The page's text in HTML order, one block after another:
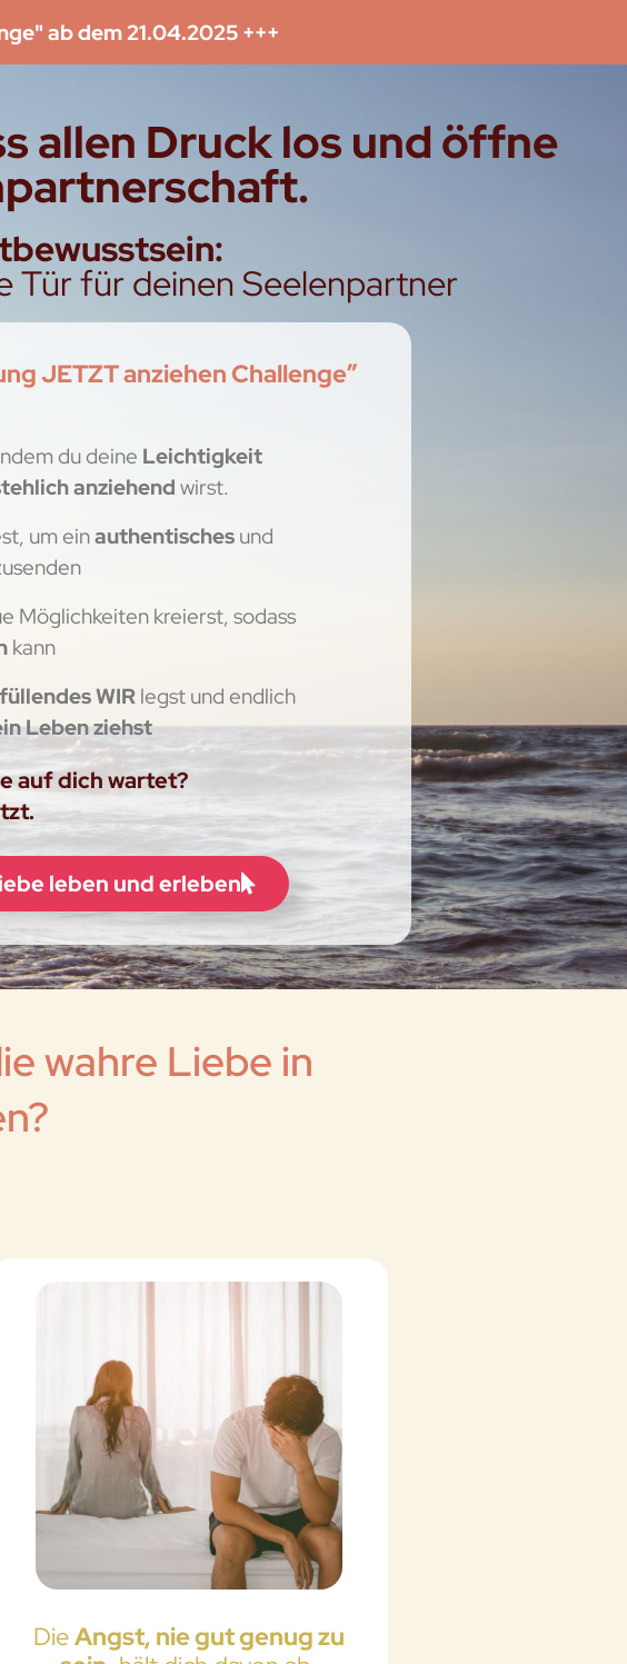
ab dem 21.04.2025 +++
allen Druck los und öffne
Tür für deinen Seelenpartner
JETZT anziehen Challenge”
du deine Leichtigkeit
anziehendwirst.
um einauthentischesund
Möglichkeiten kreierst, sodass
kann
WIRlegst und endlich
Leben ziehst
auf dich wartet?
leben und erleben
wahre Liebe in
DieAngst, nie gut genug zu